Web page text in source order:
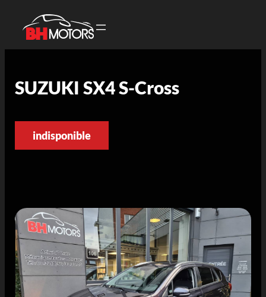
SUZUKI SX4 S-Cross
indisponible